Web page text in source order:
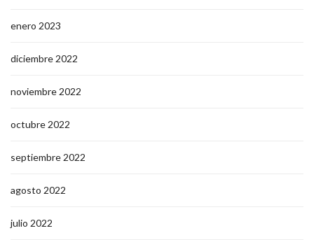
enero 2023
diciembre 2022
noviembre 2022
octubre 2022
septiembre 2022
agosto 2022
julio 2022